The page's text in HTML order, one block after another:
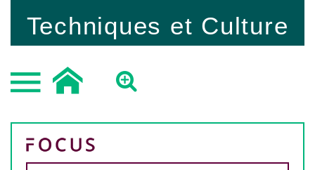
Techniques et Culture